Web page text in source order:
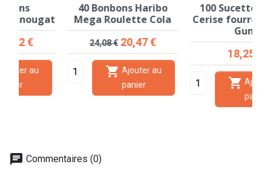
40 Bonbons Haribo
Mega Roulette Cola
Prix de base
Prix
20,47 €
Ajouter au
100 Sucettes Kojak
Cerise fourrée Bubble
Ajouter au
chat Commentaires (0)